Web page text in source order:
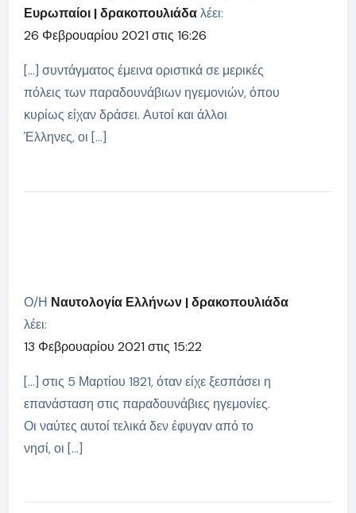
Ευρωπαίοι | δρακοπουλιάδα λέει:
26 Φεβρουαρίου 2021 στις 16:26
[…] συντάγματος έμεινα οριστικά σε μερικές
πόλεις των παραδουνάβιων ηγεμονιών, όπου
κυρίως είχαν δράσει. Αυτοί και άλλοι
Έλληνες, οι […]
Ο/Η Ναυτολογία Ελλήνων | δρακοπουλιάδα
λέει:
13 Φεβρουαρίου 2021 στις 15:22
[…] στις 5 Μαρτίου 1821, όταν είχε ξεσπάσει η
επανάσταση στις παραδουνάβιες ηγεμονίες.
Οι ναύτες αυτοί τελικά δεν έφυγαν από το
νησί, οι […]